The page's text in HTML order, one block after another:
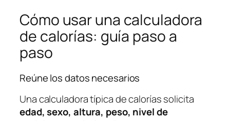
Cómo usar una calculadora
de calorías: guía paso a
paso
Reúne los datos necesarios
Una calculadora típica de calorías solicita
edad, sexo, altura, peso, nivel de